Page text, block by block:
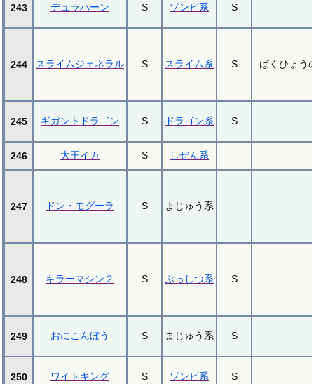
243 デュラハーン S ゾンビ系 S
244 スライムジェネラル S スライム系 S ばくひょう
245 ギガントドラゴン S ドラゴン系 S
246 大王イカ S しぜん系
247 ドン・モグーラ S まじゅう系
248 キラーマシン２ S ぶっしつ系 S
249 おにこんぼう S まじゅう系 S
250 ワイトキング S ゾンビ系 S